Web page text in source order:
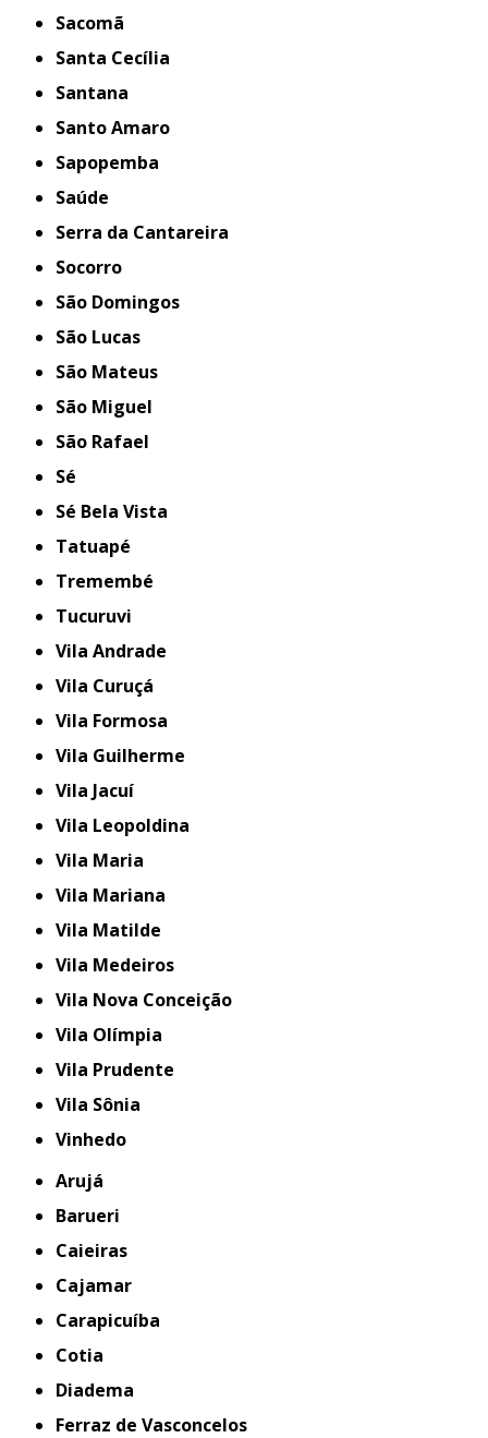
Sacomã
Santa Cecília
Santana
Santo Amaro
Sapopemba
Saúde
Serra da Cantareira
Socorro
São Domingos
São Lucas
São Mateus
São Miguel
São Rafael
Sé
Sé Bela Vista
Tatuapé
Tremembé
Tucuruvi
Vila Andrade
Vila Curuçá
Vila Formosa
Vila Guilherme
Vila Jacuí
Vila Leopoldina
Vila Maria
Vila Mariana
Vila Matilde
Vila Medeiros
Vila Nova Conceição
Vila Olímpia
Vila Prudente
Vila Sônia
Vinhedo
Arujá
Barueri
Caieiras
Cajamar
Carapicuíba
Cotia
Diadema
Ferraz de Vasconcelos